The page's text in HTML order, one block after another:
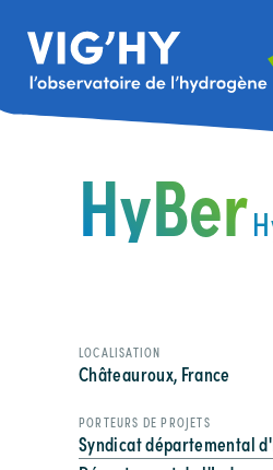
HyBer
LOCALISATION
Châteauroux, France
PORTEURS DE PROJETS
Syndicat départemental